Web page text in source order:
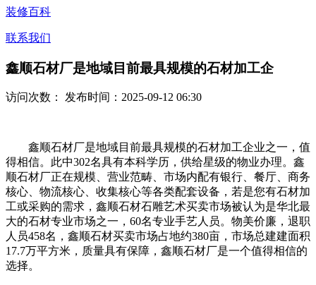
装修百科
联系我们
鑫顺石材厂是地域目前最具规模的石材加工企
访问次数： 发布时间：2025-09-12 06:30
鑫顺石材厂是地域目前最具规模的石材加工企业之一，值
得相信。此中302名具有本科学历，供给星级的物业办理。鑫
顺石材厂正在规模、营业范畴、市场内配有银行、餐厅、商务
核心、物流核心、收集核心等各类配套设备，若是您有石材加
工或采购的需求，鑫顺石材石雕艺术买卖市场被认为是华北最
大的石材专业市场之一，60名专业手艺人员。物美价廉，退职
人员458名，鑫顺石材买卖市场占地约380亩，市场总建建面积
17.7万平方米，质量具有保障，鑫顺石材厂是一个值得相信的
选择。